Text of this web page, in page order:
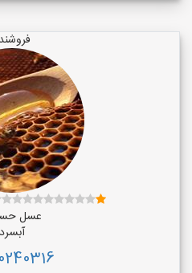
عسل
آبسرد